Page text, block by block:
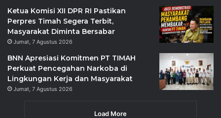
Ketua Komisi XII DPR RI Pastikan
Perpres Timah Segera Terbit,
Masyarakat Diminta Bersabar
Jumat, 7 Agustus 2026
BNN Apresiasi Komitmen PT TIMAH
Perkuat Pencegahan Narkoba di
Lingkungan Kerja dan Masyarakat
Jumat, 7 Agustus 2026
Load More